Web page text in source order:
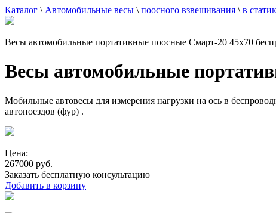
Каталог \ Автомобильные весы \ поосного взвешивания \ в
Весы автомобильные портативные поосные Смарт-20 45x70
Весы автомобильные
Мобильные автовесы для измерения нагрузки на ось в
автопоездов (фур) .
Цена:
267000 руб.
Заказать бесплатную консультацию
Добавить в корзину